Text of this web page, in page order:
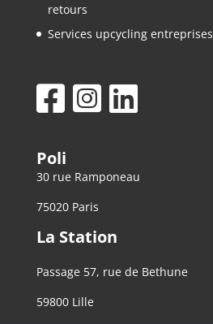
retours
Services upcycling entreprises
Poli
30 rue Ramponeau
75020 Paris
La Station
Passage 57, rue de Bethune
59800 Lille